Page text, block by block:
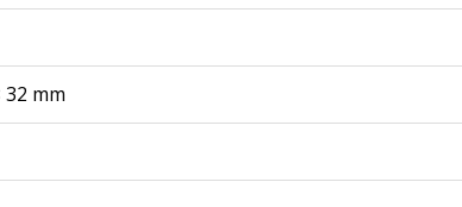
32 mm